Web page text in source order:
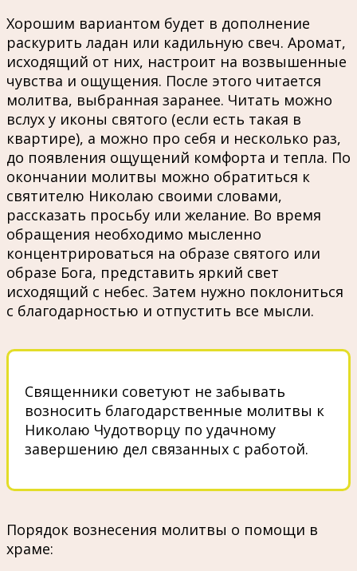
Хорошим вариантом будет в дополнение
раскурить ладан или кадильную свеч. Аромат,
исходящий от них, настроит на возвышенные
чувства и ощущения. После этого читается
молитва, выбранная заранее. Читать можно
вслух у иконы святого (если есть такая в
квартире), а можно про себя и несколько раз,
до появления ощущений комфорта и тепла. По
окончании молитвы можно обратиться к
святителю Николаю своими словами,
рассказать просьбу или желание. Во время
обращения необходимо мысленно
концентрироваться на образе святого или
образе Бога, представить яркий свет
исходящий с небес. Затем нужно поклониться
с благодарностью и отпустить все мысли.
Священники советуют не забывать
возносить благодарственные молитвы к
Николаю Чудотворцу по удачному
завершению дел связанных с работой.
Порядок вознесения молитвы о помощи в
храме: